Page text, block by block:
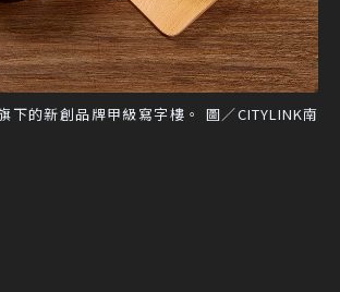
下的新創品牌甲級寫字樓。 圖／CITYLINK南